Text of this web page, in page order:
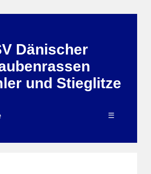
Dänischer
und Stieglitze
☰